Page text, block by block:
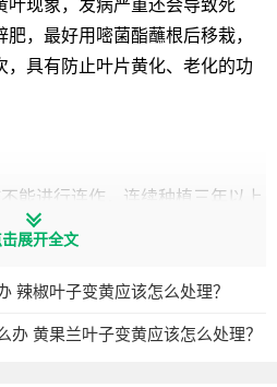
叶现象，发病严重还会导致死
，最好用嘧菌酯蘸根后移栽，
，具有防止叶片黄化、老化的功
能进行连作，连续种植三年以上
不良，出现黄叶。
用化肥、根部发育不良都会造
击展开全文
辣椒叶子变黄应该怎么处理？
办 黄果兰叶子变黄应该怎么处理？